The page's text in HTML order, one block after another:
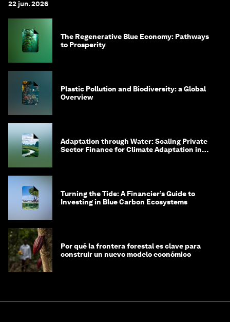
22 jun. 2026
The Regenerative Blue Economy: Pathways
to Prosperity
Plastic Pollution and Biodiversity: a Global
Overview
Adaptation through Water: Scaling Private
Sector Finance for Climate Adaptation in
Turning the Tide: A Financier’s Guide to
Investing in Blue Carbon Ecosystems
Por qué la frontera forestal es clave para
construir un nuevo modelo económico